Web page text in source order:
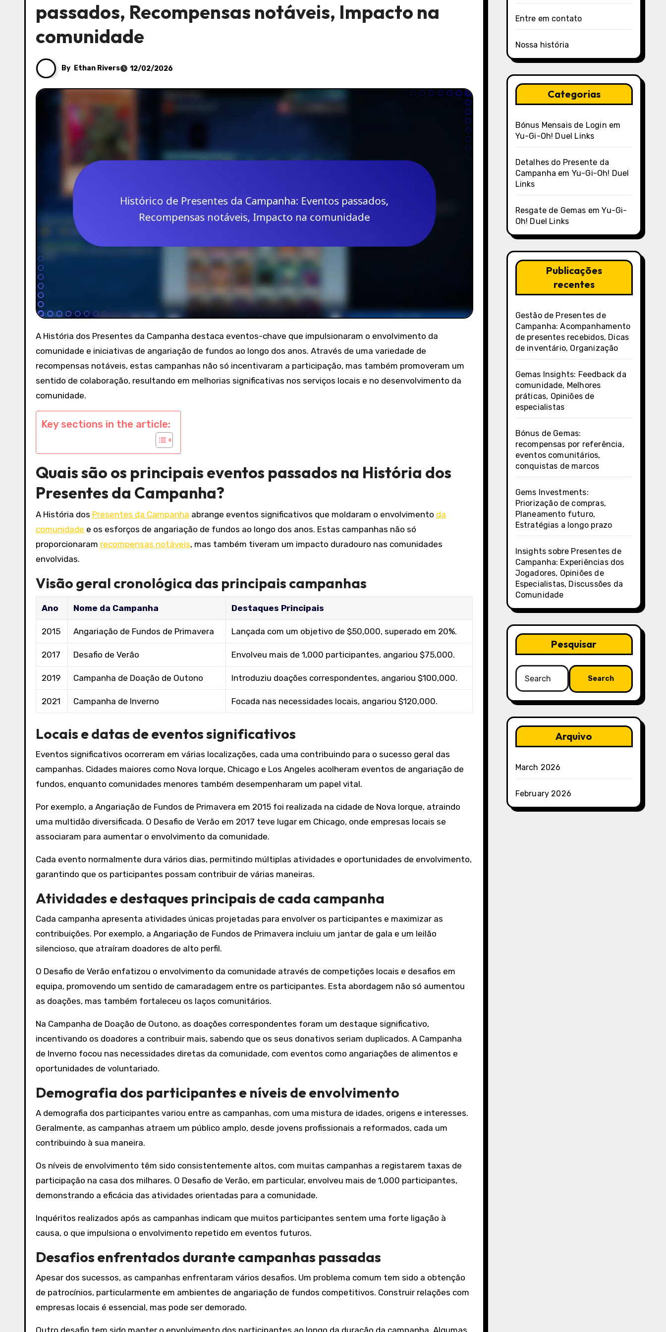
passados, Recompensas notáveis, Impacto na
comunidade
By Ethan Rivers 12/02/2026
A História dos Presentes da Campanha destaca eventos-chave que impulsionaram o envolvimento da
comunidade e iniciativas de angariação de fundos ao longo dos anos. Através de uma variedade de
recompensas notáveis, estas campanhas não só incentivaram a participação, mas também promoveram um
sentido de colaboração, resultando em melhorias significativas nos serviços locais e no desenvolvimento da
comunidade.
Key sections in the article:
Quais são os principais eventos passados na História dos
Presentes da Campanha?
A História dos Presentes da Campanha abrange eventos significativos que moldaram o envolvimento da
comunidade e os esforços de angariação de fundos ao longo dos anos. Estas campanhas não só
proporcionaram recompensas notáveis, mas também tiveram um impacto duradouro nas comunidades
envolvidas.
Visão geral cronológica das principais campanhas
Ano Nome da Campanha Destaques Principais
2015 Angariação de Fundos de Primavera Lançada com um objetivo de $50,000, superado em 20%.
2017 Desafio de Verão Envolveu mais de 1,000 participantes, angariou $75,000.
2019 Campanha de Doação de Outono Introduziu doações correspondentes, angariou $100,000.
2021 Campanha de Inverno Focada nas necessidades locais, angariou $120,000.
Locais e datas de eventos significativos
Eventos significativos ocorreram em várias localizações, cada uma contribuindo para o sucesso geral das
campanhas. Cidades maiores como Nova Iorque, Chicago e Los Angeles acolheram eventos de angariação de
fundos, enquanto comunidades menores também desempenharam um papel vital.
Por exemplo, a Angariação de Fundos de Primavera em 2015 foi realizada na cidade de Nova Iorque, atraindo
uma multidão diversificada. O Desafio de Verão em 2017 teve lugar em Chicago, onde empresas locais se
associaram para aumentar o envolvimento da comunidade.
Cada evento normalmente dura vários dias, permitindo múltiplas atividades e oportunidades de envolvimento,
garantindo que os participantes possam contribuir de várias maneiras.
Atividades e destaques principais de cada campanha
Cada campanha apresenta atividades únicas projetadas para envolver os participantes e maximizar as
contribuições. Por exemplo, a Angariação de Fundos de Primavera incluiu um jantar de gala e um leilão
silencioso, que atraíram doadores de alto perfil.
O Desafio de Verão enfatizou o envolvimento da comunidade através de competições locais e desafios em
equipa, promovendo um sentido de camaradagem entre os participantes. Esta abordagem não só aumentou
as doações, mas também fortaleceu os laços comunitários.
Na Campanha de Doação de Outono, as doações correspondentes foram um destaque significativo,
incentivando os doadores a contribuir mais, sabendo que os seus donativos seriam duplicados. A Campanha
de Inverno focou nas necessidades diretas da comunidade, com eventos como angariações de alimentos e
oportunidades de voluntariado.
Demografia dos participantes e níveis de envolvimento
A demografia dos participantes variou entre as campanhas, com uma mistura de idades, origens e interesses.
Geralmente, as campanhas atraem um público amplo, desde jovens profissionais a reformados, cada um
contribuindo à sua maneira.
Os níveis de envolvimento têm sido consistentemente altos, com muitas campanhas a registarem taxas de
participação na casa dos milhares. O Desafio de Verão, em particular, envolveu mais de 1,000 participantes,
demonstrando a eficácia das atividades orientadas para a comunidade.
Inquéritos realizados após as campanhas indicam que muitos participantes sentem uma forte ligação à
causa, o que impulsiona o envolvimento repetido em eventos futuros.
Desafios enfrentados durante campanhas passadas
Apesar dos sucessos, as campanhas enfrentaram vários desafios. Um problema comum tem sido a obtenção
de patrocínios, particularmente em ambientes de angariação de fundos competitivos. Construir relações com
empresas locais é essencial, mas pode ser demorado.
Entre em contato
Nossa história
Categorias
Bónus Mensais de Login em
Yu-Gi-Oh! Duel Links
Detalhes do Presente da
Campanha em Yu-Gi-Oh! Duel
Links
Resgate de Gemas em Yu-Gi-
Oh! Duel Links
Publicações
recentes
Gestão de Presentes de
Campanha: Acompanhamento
de presentes recebidos, Dicas
de inventário, Organização
Gemas Insights: Feedback da
comunidade, Melhores
práticas, Opiniões de
especialistas
Bónus de Gemas:
recompensas por referência,
eventos comunitários,
conquistas de marcos
Gems Investments:
Priorização de compras,
Planeamento futuro,
Estratégias a longo prazo
Insights sobre Presentes de
Campanha: Experiências dos
Jogadores, Opiniões de
Especialistas, Discussões da
Comunidade
Pesquisar
Search
for:
Arquivo
March 2026
February 2026